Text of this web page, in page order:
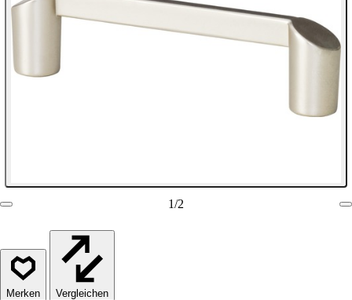
1/2
Vergleichen